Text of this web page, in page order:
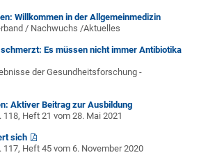
Willkommen in der Allgemeinmedizin
/ Nachwuchs /Aktuelles
Es müssen nicht immer Antibiotika
der Gesundheitsforschung -
Aktiver Beitrag zur Ausbildung
Heft 21 vom 28. Mai 2021
sich
Heft 45 vom 6. November 2020